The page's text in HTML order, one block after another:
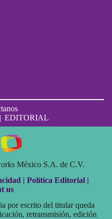
| EDITORIAL
México S.A. de C.V.
| Política Editorial |
us
por escrito del titular queda
retransmisión, edición